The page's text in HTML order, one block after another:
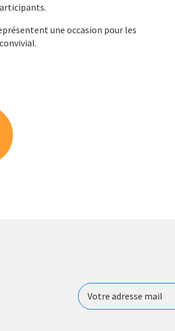
une occasion pour les